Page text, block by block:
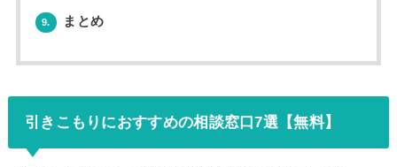
9. まとめ
引きこもりにおすすめの相談窓口7選【無料】